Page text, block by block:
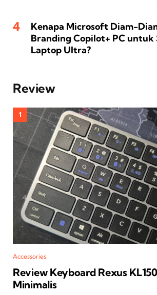
Kenapa Microsoft Diam-
Branding Copilot+ PC untuk
Laptop Ultra?
Review
Accessories
Review Keyboard Rexus
Minimalis